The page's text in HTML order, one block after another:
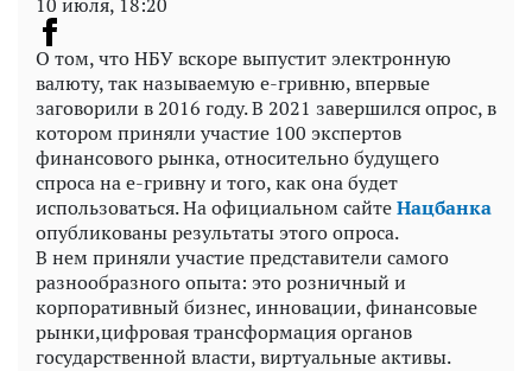
О том, что НБУ вскоре выпустит электронную
валюту, так называемую е-гривню, впервые
заговорили в 2016 году. В 2021 завершился опрос, в
котором приняли участие 100 экспертов
финансового рынка, относительно будущего
спроса на е-гривну и того, как она будет
использоваться. На официальном сайтеНацбанка
опубликованы результаты этого опроса.
В нем приняли участие представители самого
разнообразного опыта: это розничный и
корпоративный бизнес, инновации, финансовые
рынки,цифровая трансформация органов
государственной власти, виртуальные активы.